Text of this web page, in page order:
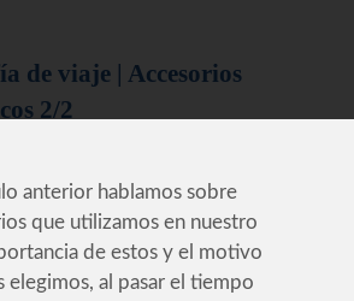
de viaje | Accesorios
2/2
anterior hablamos sobre
que utilizamos en nuestro
de estos y el motivo
elegimos, al pasar el tiempo